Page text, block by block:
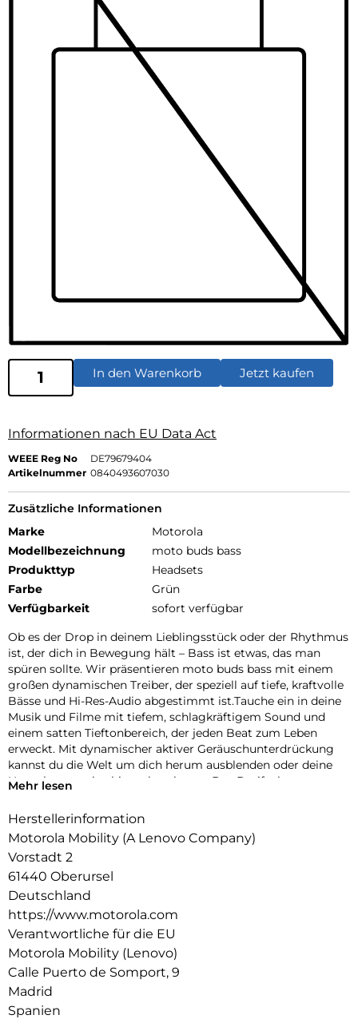
In den Warenkorb Jetzt kaufen
Informationen nach EU Data Act
WEEE Reg No
DE79679404
Artikelnummer 0840493607030
Zusätzliche Informationen
Marke
Motorola
Modellbezeichnung
moto buds bass
Produkttyp
Headsets
Farbe
Grün
Verfügbarkeit
sofort verfügbar
Ob es der Drop in deinem Lieblingsstück oder der Rhythmus
ist, der dich in Bewegung hält – Bass ist etwas, das man
spüren sollte. Wir präsentieren moto buds bass mit einem
großen dynamischen Treiber, der speziell auf tiefe, kraftvolle
Bässe und Hi-Res-Audio abgestimmt ist.Tauche ein in deine
Musik und Filme mit tiefem, schlagkräftigem Sound und
einem satten Tieftonbereich, der jeden Beat zum Leben
erweckt. Mit dynamischer aktiver Geräuschunterdrückung
kannst du die Welt um dich herum ausblenden oder deine
Umgebung weiterhin wahrnehmen. Das Dreifach-
Sprachanrufe. Und mit der Moto Buds-App kannst du dein
und dazu noch jede Menge Spielzeit, Schnellladen und ein
wasserabweisendes Design. Fühle, wie der Beat zum Leben
erwacht mit moto buds bass.
Mehr lesen
Herstellerinformation
Motorola Mobility (A Lenovo Company)
Vorstadt 2
61440 Oberursel
Deutschland
https://www.motorola.com
Verantwortliche für die EU
Motorola Mobility (Lenovo)
Calle Puerto de Somport, 9
Madrid
Spanien